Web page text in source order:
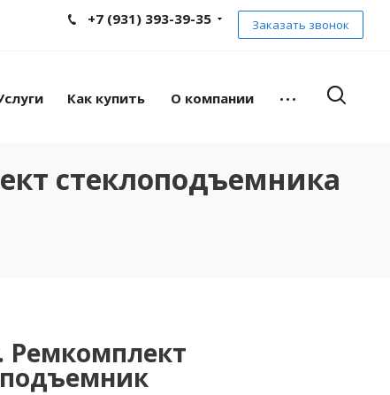
+7 (931) 393-39-35 Заказать звонок
Как купить О компании
стеклоподъемника
Ремкомплект